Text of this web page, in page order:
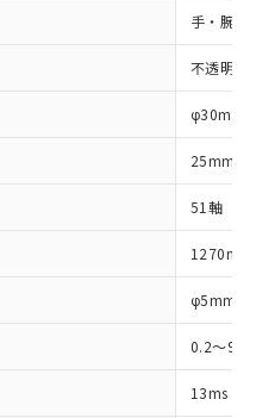
手・腕検
不透明体
φ30mm
25mm
51軸
1270mm
φ5mm
0.2～9m
13ms